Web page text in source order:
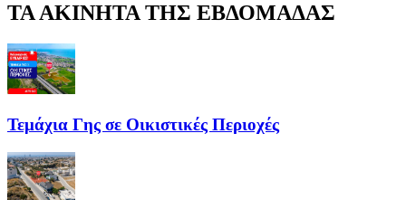
ΤΑ ΑΚΙΝΗΤΑ ΤΗΣ ΕΒΔΟΜΑΔΑΣ
Τεμάχια Γης σε Οικιστικές Περιοχές